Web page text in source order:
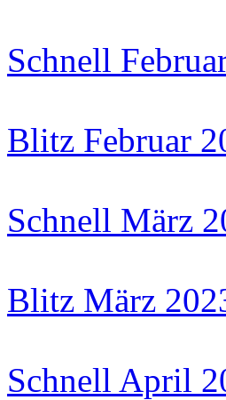
Schnell
Blitz Februar
Schnell März
Blitz März
Schnell April